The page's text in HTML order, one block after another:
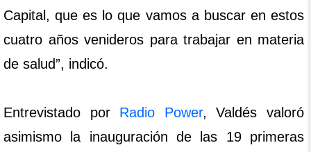
Capital, que es lo que vamos a buscar en estos
cuatro años venideros para trabajar en materia
de salud”, indicó.
Entrevistado por Radio Power, Valdés valoró
asimismo la inauguración de las 19 primeras